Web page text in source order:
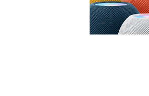
图库